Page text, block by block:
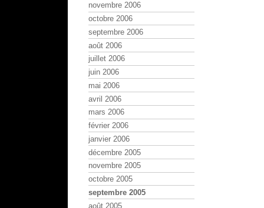
novembre 2006
octobre 2006
septembre 2006
août 2006
juillet 2006
juin 2006
mai 2006
avril 2006
mars 2006
février 2006
janvier 2006
décembre 2005
novembre 2005
octobre 2005
septembre 2005
août 2005